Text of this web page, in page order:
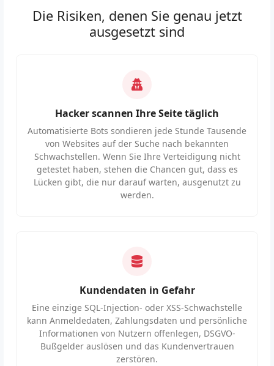
Die Risiken, denen Sie genau jetzt
ausgesetzt sind
Hacker scannen Ihre Seite täglich
Automatisierte Bots sondieren jede Stunde Tausende
von Websites auf der Suche nach bekannten
Schwachstellen. Wenn Sie Ihre Verteidigung nicht
getestet haben, stehen die Chancen gut, dass es
Lücken gibt, die nur darauf warten, ausgenutzt zu
werden.
Kundendaten in Gefahr
Eine einzige SQL-Injection- oder XSS-Schwachstelle
kann Anmeldedaten, Zahlungsdaten und persönliche
Informationen von Nutzern offenlegen, DSGVO-
Bußgelder auslösen und das Kundenvertrauen
zerstören.